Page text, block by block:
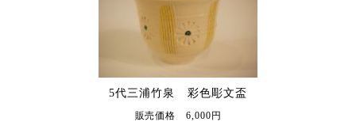
5代三浦竹泉 彩色彫文盃
販売価格 6,000円